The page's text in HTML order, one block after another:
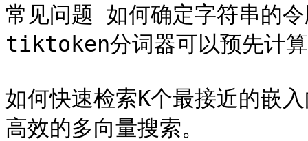
常见问题 如何确定字符串的
tiktoken分词器可以预先计算
如何快速检索K个最接近的嵌
高效的多向量搜索。